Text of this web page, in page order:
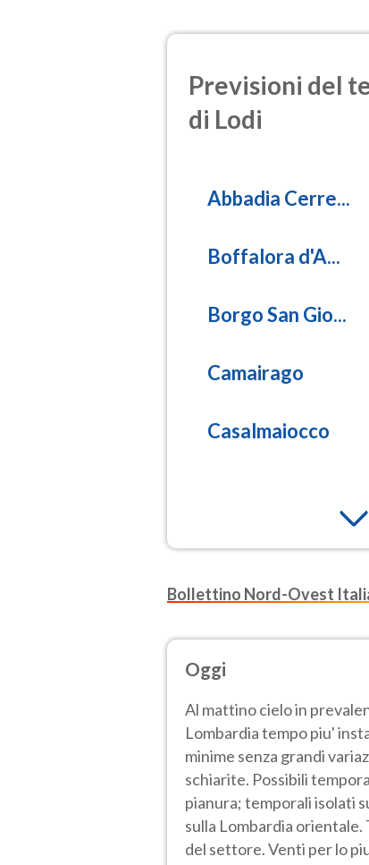
Previsioni del
di Lodi
Abbadia Cerre...
Boffalora d'A...
Borgo San Gio...
Camairago
Casalmaiocco
Bollettino Nord-Ovest
Oggi
Al mattino cielo in
Lombardia tempo piu'
minime senza grandi
schiarite. Possibili
pianura; temporali isolati
sulla Lombardia
del settore. Venti per lo